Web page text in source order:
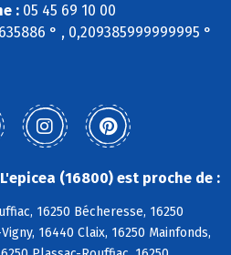
:05 45 69 10 00
° , 0,209385999999995 °
(16800) est proche de :
16250 Bécheresse, 16250
16440 Claix, 16250 Mainfonds,